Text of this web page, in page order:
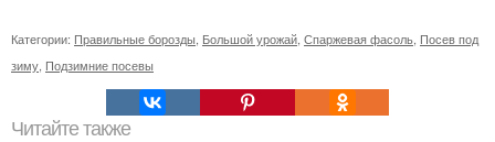
Категории: Правильные борозды Большой урожай Спаржевая фасоль Посев под
зиму Подзимние посевы
Читайте также